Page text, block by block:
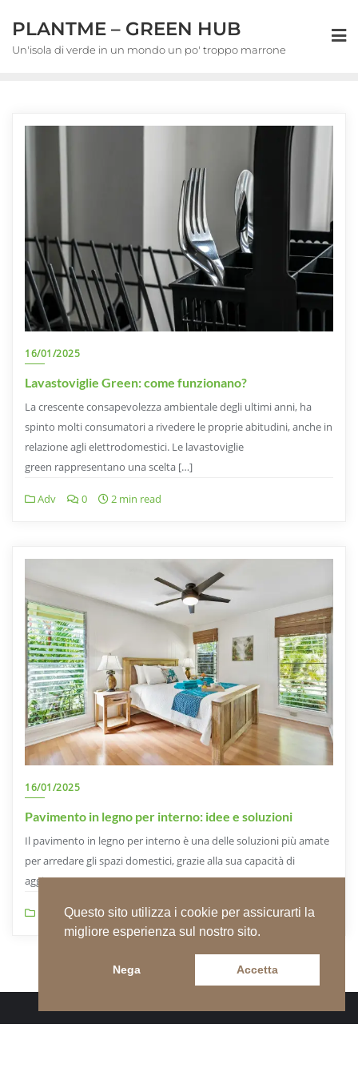
content
PLANTME – GREEN HUB
Un'isola di verde in un mondo un po' troppo marrone
16/01/2025
Lavastoviglie Green: come funzionano?
La crescente consapevolezza ambientale degli ultimi anni, ha
spinto molti consumatori a rivedere le proprie abitudini, anche in
relazione agli elettrodomestici. Le lavastoviglie
green rappresentano una scelta […]
Adv 0 2 min read
16/01/2025
Pavimento in legno per interno: idee e soluzioni
Il pavimento in legno per interno è una delle soluzioni più amate
per arredare gli spazi domestici, grazie alla sua capacità di
aggiungere un tocco […]
0 8 min read
Questo sito utilizza i cookie per assicurarti la
migliore esperienza sul nostro sito.
Nega Accetta